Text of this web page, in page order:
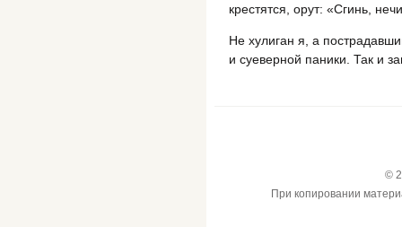
крестятся, орут: «Сгинь,
Не хулиган я, а
и суеверной паники. Так и
©
При копировании